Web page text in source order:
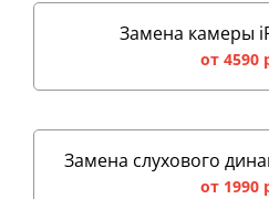
Замена камеры
от 4590
Замена слухового
от 1990